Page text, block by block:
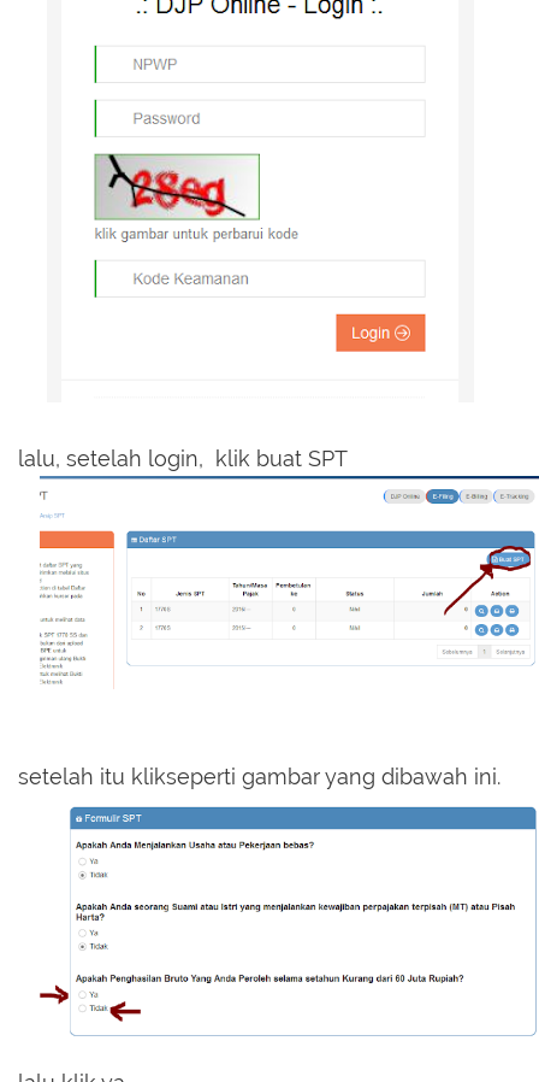
lalu, setelah login, klik buat SPT
setelah itu klikseperti gambar yang dibawah ini.